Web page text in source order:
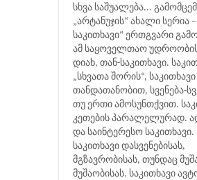
სხვა საშუალება...
„არტანუჯის“ ახალი სერია
საკითხავი“ ერთგვარი
ამ საყოველთაო
დიახ, თან-საკითხავი.
„სხვათა შორის“, საკითხავი
თანდათანობით, სვენება-
თუ ერთი ამოსუნთქვით.
კეთების პარალელურად.
და საინტერესო საკითხავი.
საკითხავი დასვენებისას,
მგზავრობისას, თუნდაც
მუშაობისას. საკითხავი